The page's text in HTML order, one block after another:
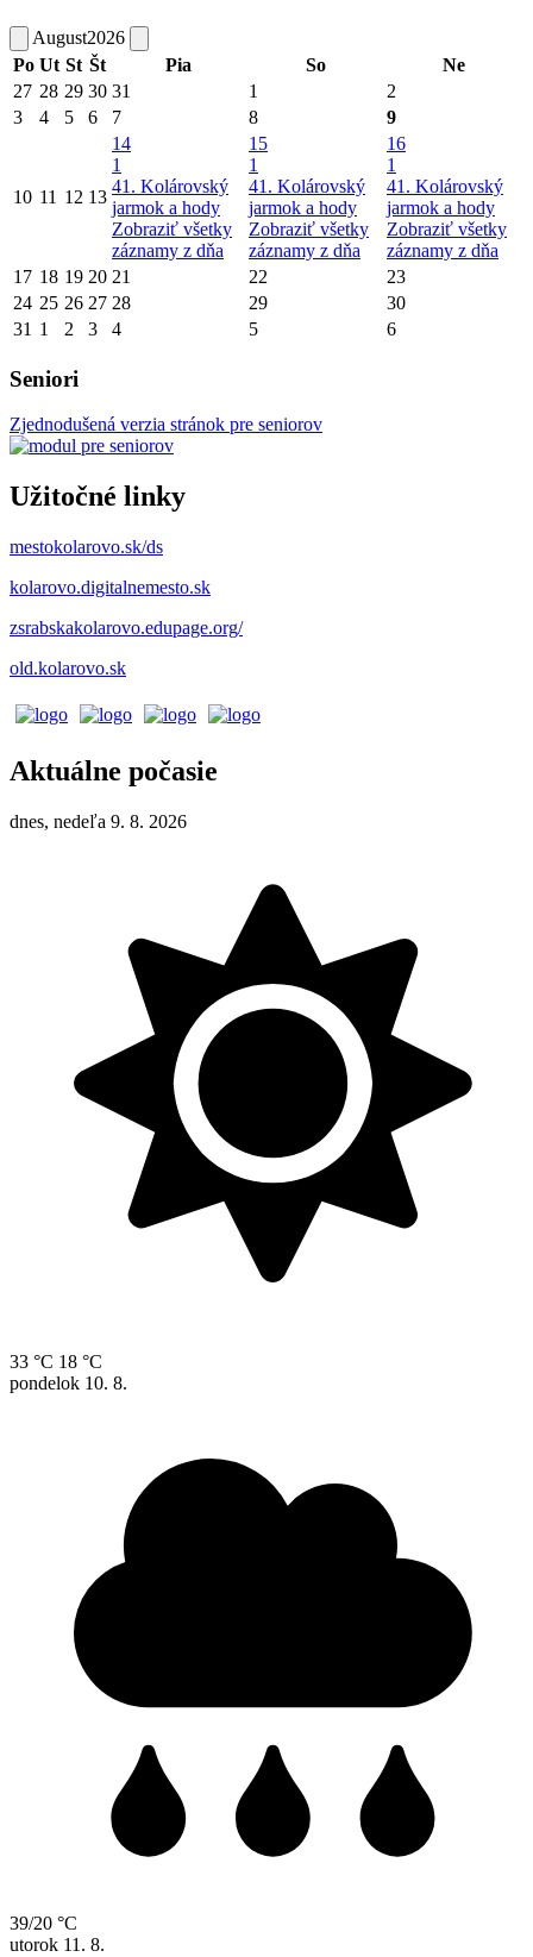
August2026
Po Ut St Št Pia So
Ne
27 28 29 30 31 1
2
3
4 5 6 7 8 9
10 11 12 13
14
1
41. Kolárovský
jarmok a hody
Zobraziť všetky
záznamy z dňa
15
1
41. Kolárovský
jarmok a hody
Zobraziť všetky
záznamy z dňa
16
1
41. Kolárovský
jarmok a hody
Zobraziť všetky
záznamy z dňa
17 18 19 20 21 22
23
24 25 26 27 28 29
30
31 1 2 3 4 5 6
Seniori
Zjednodušená verzia stránok pre seniorov
Užitočné linky
mestokolarovo.sk/ds
kolarovo.digitalnemesto.sk
zsrabskakolarovo.edupage.org/
old.kolarovo.sk
Aktuálne počasie
dnes, nedeľa 9. 8. 2026
33 °C 18 °C
pondelok 10. 8.
39/20 °C
utorok 11. 8.